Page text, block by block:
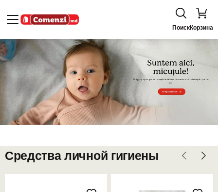
ПоискКорзина
Средства личной гигиены